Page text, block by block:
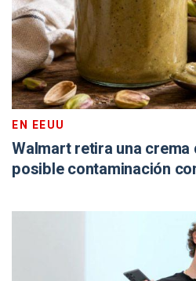
EN EEUU
Walmart retira una
posible contaminación